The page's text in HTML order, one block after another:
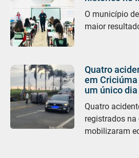
O município
maior
Quatro
em
um único dia
Quatro
registrados
mobilizaram